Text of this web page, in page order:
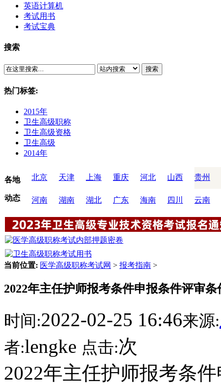
英语计算机
考试用书
考试宝典
搜索
搜索
热门标签:
2015年
卫生高级职称
卫生高级资格
卫生高级
2014年
各地
动态
北京 天津 上海 重庆 河北 山西 贵州
河南 湖南 湖北 广东 海南 四川 云南
当前位置: 医学高级职称考试网 > 报考指南 >
2022年主任护师报考条件申报条件评审
时间:2022-02-25 16:46来源:
者:lengke 点击:次
2022年主任护师报考条